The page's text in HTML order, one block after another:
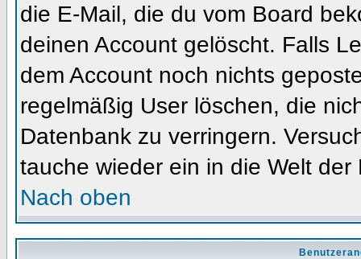
die E-Mail, die du vom Board
deinen Account gelöscht. Falls
dem Account noch nichts
regelmäßig User löschen, die
Datenbank zu verringern.
tauche wieder ein in die Welt der
Nach oben